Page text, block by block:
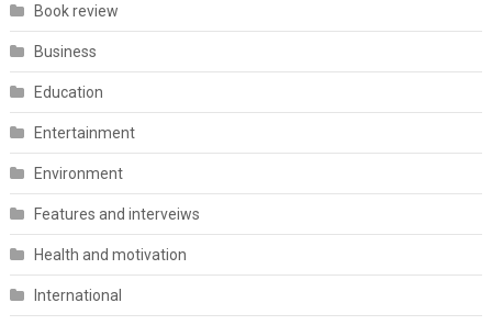
Book review
Business
Education
Entertainment
Environment
Features and interveiws
Health and motivation
International